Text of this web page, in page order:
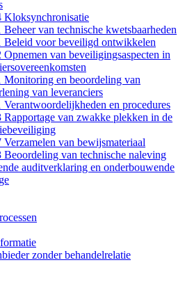
Kloksynchronisatie
van technische kwetsbaarheden
Beleid voor beveiligd ontwikkelen
Opnemen van beveiligingsaspecten in
Monitoring en beoordeling van
van leveranciers
Verantwoordelijkheden en procedures
Rapportage van zwakke plekken in de
van bewijsmateriaal
Beoordeling van technische naleving
auditverklaring en onderbouwende
zonder behandelrelatie